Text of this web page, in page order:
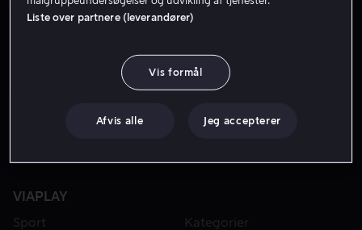
VIAPLAY
Sport
Kategorier
Liste over partnere (leverandører)
Vis formål
Afvis alle Jeg accepterer